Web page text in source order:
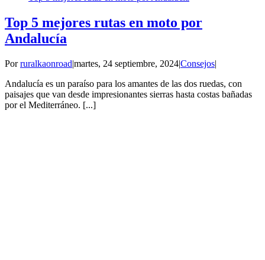
Top 5 mejores rutas en moto por
Andalucía
Porruralkaonroad|martes, 24 septiembre, 2024|Consejos|
Andalucía es un paraíso para los amantes de las dos ruedas, con
paisajes que van desde impresionantes sierras hasta costas bañadas
por el Mediterráneo. [...]